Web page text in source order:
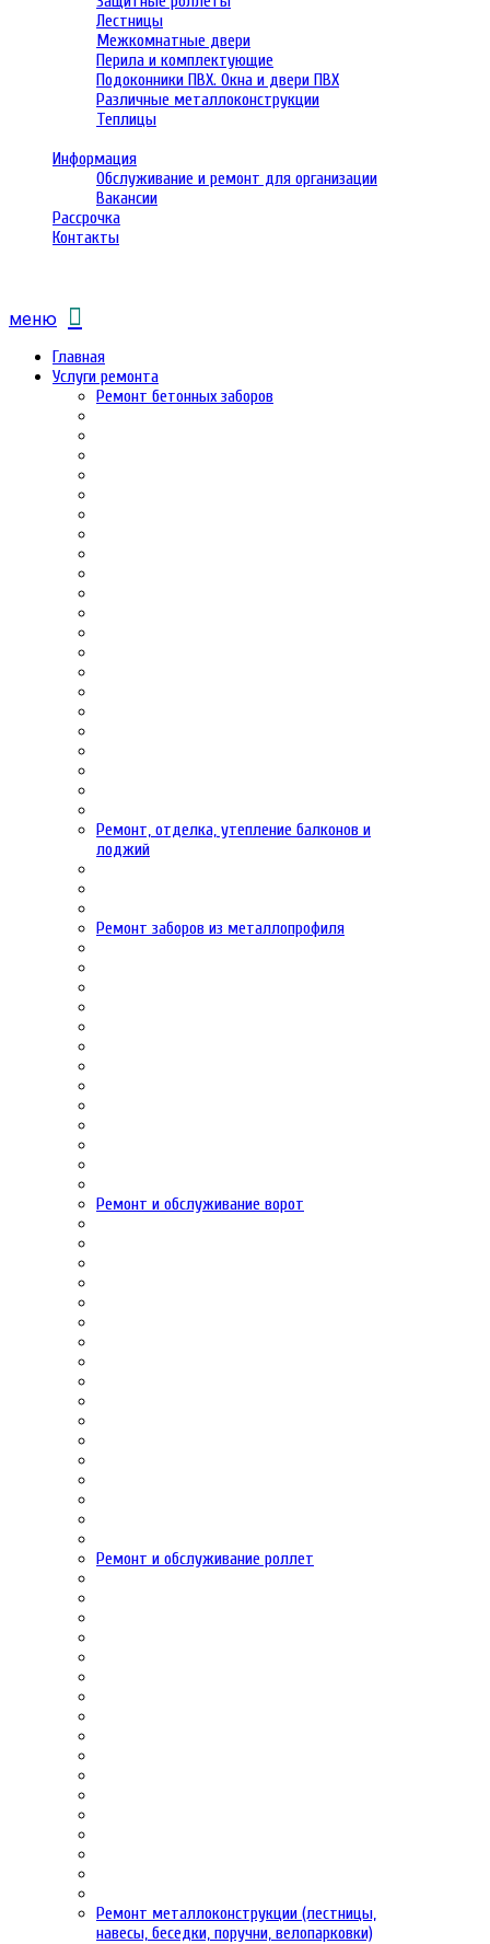
Лестницы
Межкомнатные двери
Перила и комплектующие
Подоконники ПВХ. Окна и двери ПВХ
Различные металлоконструкции
Теплицы
Информация
Обслуживание и ремонт для организации
Вакансии
Рассрочка
Контакты
меню
Главная
Услуги ремонта
Ремонт бетонных заборов
Ремонт, отделка, утепление балконов и
лоджий
Ремонт заборов из металлопрофиля
Ремонт и обслуживание ворот
Ремонт и обслуживание роллет
Ремонт металлоконструкции (лестницы,
навесы, беседки, поручни, велопарковки)